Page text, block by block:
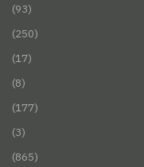
(93)
(250)
(17)
(8)
(177)
(3)
(865)